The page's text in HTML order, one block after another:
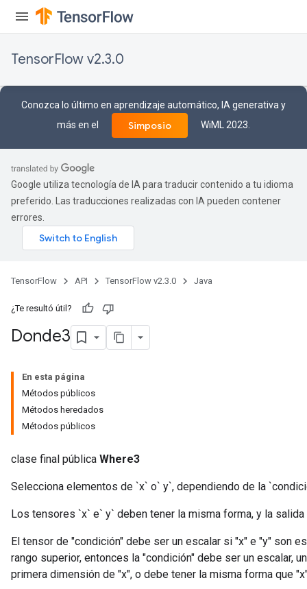
TensorFlow v2.3.0
Conozca lo último en aprendizaje automático, IA generativa y
más en el
Simposio WiML 2023.
Google utiliza tecnología de IA para traducir contenido a tu idioma
preferido. Las traducciones realizadas con IA pueden contener
errores.
TensorFlow API TensorFlow v2.3.0 Java
¿Te resultó útil?
Donde3
En esta página
Métodos públicos
Métodos heredados
Métodos públicos
clase final pública Where3
Selecciona elementos de `x` o` y`, dependiendo de la
Los tensores `x` e` y` deben tener la misma forma, y ​​la
El tensor de "condición" debe ser un escalar si "x" e "y" son
rango superior, entonces la "condición" debe ser un escalar,
primera dimensión de "x", o debe tener la misma forma que